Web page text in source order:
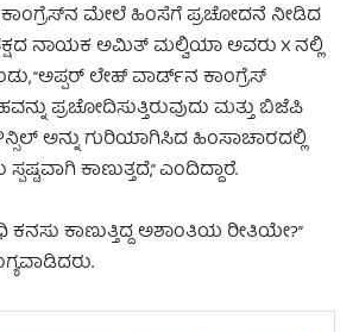
ಕಾಂಗ್ರೆಸ್‌ನ ಮೇಲೆ ಹಿಂಸೆಗೆ ಪ್ರಚೋದನೆ ನೀಡಿದ
ನಾಯಕ ಅಮಿತ್ ಮಲ್ವಿಯಾ ಅವರು X ನಲ್ಲಿ
“ಅಪ್ಪರ್ ಲೇಹ್ ವಾರ್ಡ್‌ನ ಕಾಂಗ್ರೆಸ್
ಪ್ರಚೋದಿಸುತ್ತಿರುವುದು ಮತ್ತು ಬಿಜೆಪಿ
ಅನ್ನು ಗುರಿಯಾಗಿಸಿದ ಹಿಂಸಾಚಾರದಲ್ಲಿ
ಕಾಣುತ್ತದೆ,” ಎಂದಿದ್ದಾರೆ.
ಕನಸು ಕಾಣುತ್ತಿದ್ದ ಅಶಾಂತಿಯ ರೀತಿಯೇ?”